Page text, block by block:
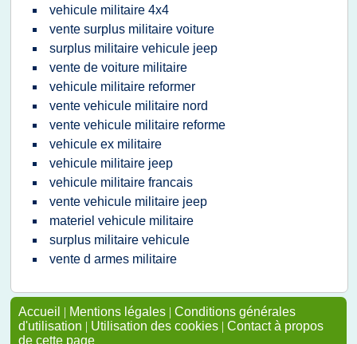
vehicule militaire 4x4
vente surplus militaire voiture
surplus militaire vehicule jeep
vente de voiture militaire
vehicule militaire reformer
vente vehicule militaire nord
vente vehicule militaire reforme
vehicule ex militaire
vehicule militaire jeep
vehicule militaire francais
vente vehicule militaire jeep
materiel vehicule militaire
surplus militaire vehicule
vente d armes militaire
Accueil | Mentions légales | Conditions générales
d'utilisation | Utilisation des cookies | Contact à propos
de cette page